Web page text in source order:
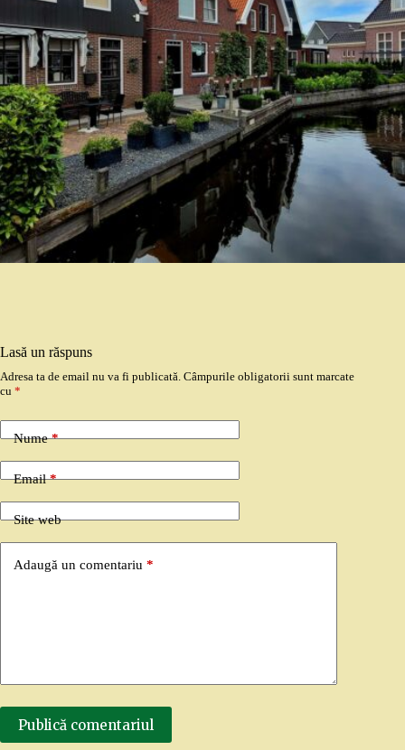
Lasă un răspuns
Adresa ta de email nu va fi publicată. Câmpurile obligatorii sunt marcate
cu *
Nume*
Email*
Site web
Adaugă un comentariu *
Publică comentariul